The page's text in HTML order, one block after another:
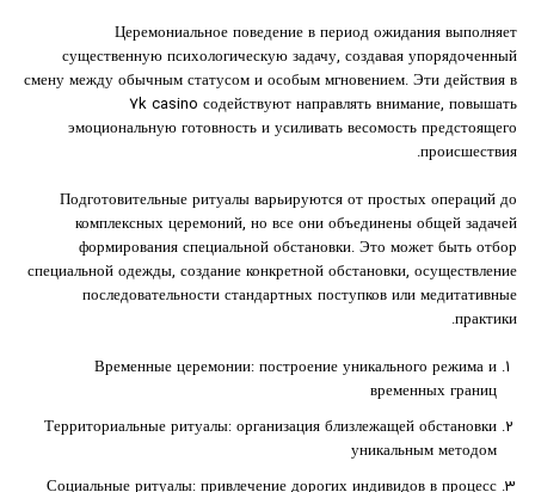
Церемониальное поведение в период ожидания выполняет
существенную психологическую задачу, создавая упорядоченный
смену между обычным статусом и особым мгновением. Эти действия в
7k casino содействуют направлять внимание, повышать
эмоциональную готовность и усиливать весомость предстоящего
происшествия.
Подготовительные ритуалы варьируются от простых операций до
комплексных церемоний, но все они объединены общей задачей
формирования специальной обстановки. Это может быть отбор
специальной одежды, создание конкретной обстановки, осуществление
последовательности стандартных поступков или медитативные
практики.
Временные церемонии: построение уникального режима и
временных границ
Территориальные ритуалы: организация близлежащей обстановки
уникальным методом
Социальные ритуалы: привлечение дорогих индивидов в процесс